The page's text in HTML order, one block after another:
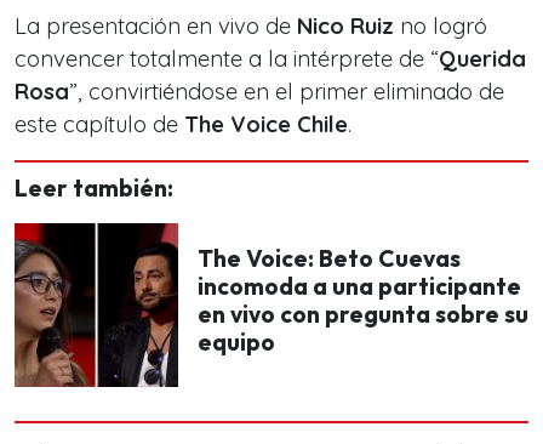
La presentación en vivo de Nico Ruiz no logró
convencer totalmente a la intérprete de “Querida
Rosa”, convirtiéndose en el primer eliminado de
este capítulo de The Voice Chile.
Leer también:
The Voice: Beto Cuevas
incomoda a una participante
en vivo con pregunta sobre su
equipo